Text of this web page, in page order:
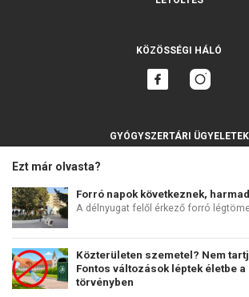
Ezt már olvasta?
Forró napok következnek,
A délnyugat felől érkező forró
Közterületen szemetel? Nem
Fontos változások léptek életbe
törvényben
KÖZÖSSÉGI HÁLÓ
GYÓGYSZERTÁRI ÜGYELETEK
SZEMÉLYES ADATOK VÉDELME
COPYRIGHT © PERFECTS, A.S. WEB